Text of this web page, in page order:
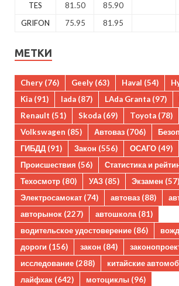
TES
81.50 85.90
GRIFON
75.95 81.95
МЕТКИ
Chery (76) Geely (63) Haval (54)
Kia (91) lada (87) LAda Granta (97)
Renault (51) Skoda (69) Toyota (78)
Volkswagen (85) Автоваз (706)
ГИБДД (91) Закон (556) ОСАГО (49)
Происшествия (56) Статистика и
Техосмотр (80) УАЗ (85) Экзамен (57)
Электросамокат (74) автоваз (88)
авторынок (227) автошкола(81)
водительское удостоверение (86)
дороги (156) закон (84)
исследование (288) китайские
лайфхак (642) мотоциклы (96)